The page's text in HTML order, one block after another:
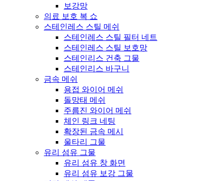
보강망
의료 보호 복 쇼
스테인레스 스틸 메쉬
스테인레스 스틸 필터 네트
스테인레스 스틸 보호망
스테인리스 건축 그물
스테인리스 바구니
금속 메쉬
용접 와이어 메쉬
돌망태 메쉬
주름진 와이어 메쉬
체인 링크 네팅
확장된 금속 메시
울타리 그물
유리 섬유 그물
유리 섬유 창 화면
유리 섬유 보강 그물